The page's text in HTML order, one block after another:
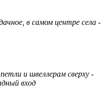
в самом центре села -
и швеллерам сверху -
вход